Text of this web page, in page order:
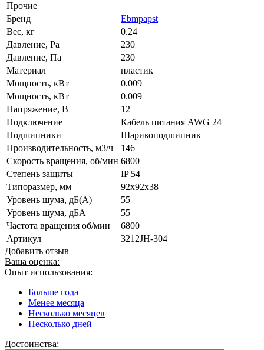
Прочие
Бренд
Ebmpapst
Вес, кг
0.24
Давление, Pa
230
Давление, Па
230
Материал
пластик
Мощность, кВт
0.009
Мощность, кВт
0.009
Напряжение, В
12
Подключение
Кабель питания AWG 24
Подшипники
Шарикоподшипник
Производительность, м3/ч
146
Скорость вращения, об/мин 6800
Степень защиты
IP 54
Типоразмер, мм
92x92x38
Уровень шума, дБ(А)
55
Уровень шума, дБА
55
Частота вращения об/мин
6800
Артикул
3212JH-304
Добавить отзыв
Ваша оценка:
Опыт использования:
Больше года
Менее месяца
Несколько месяцев
Несколько дней
Достоинства: